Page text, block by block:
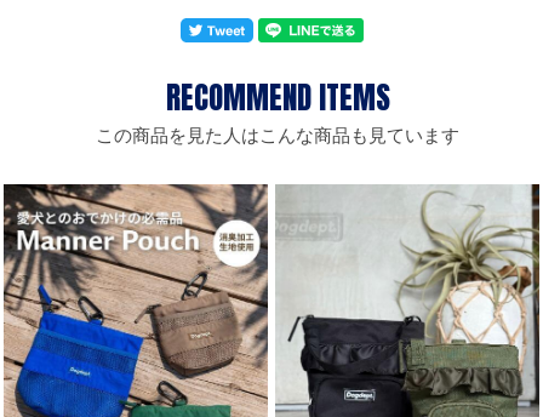
この商品を見た人はこんな商品も見ています